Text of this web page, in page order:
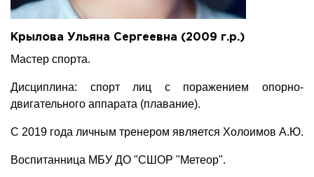
Крылова Ульяна Сергеевна (2009 г.р.)
Мастер спорта.
Дисциплина: спорт лиц с поражением опорно-
двигательного аппарата (плавание).
С 2019 года личным тренером является Холоимов А.Ю.
Воспитанница МБУ ДО "СШОР "Метеор".